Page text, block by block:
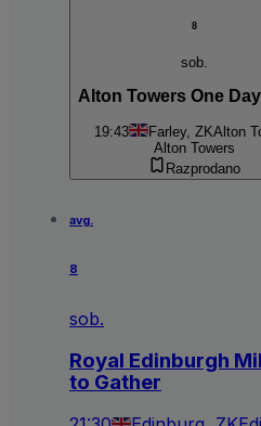
8
sob.
Alton Towers One
19:43 Farley, ZKAlton
Alton Towers
Razprodano
avg.
8
sob.
Royal Edinburgh
to Gather